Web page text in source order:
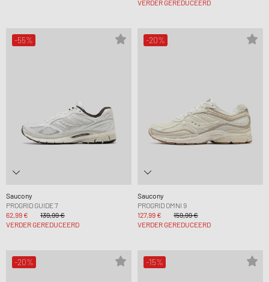
VERDER GEREDUCEERD
-55%
Saucony
PROGRID GUIDE 7
62,99 €
139,99 €
VERDER GEREDUCEERD
-20%
Saucony
PROGRID OMNI 9
127,99 €
159,99 €
VERDER GEREDUCEERD
-20% -15%